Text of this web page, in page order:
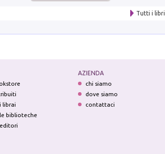
Tutti i libri
librai
biblioteche
AZIENDA
chi siamo
dove siamo
contattaci